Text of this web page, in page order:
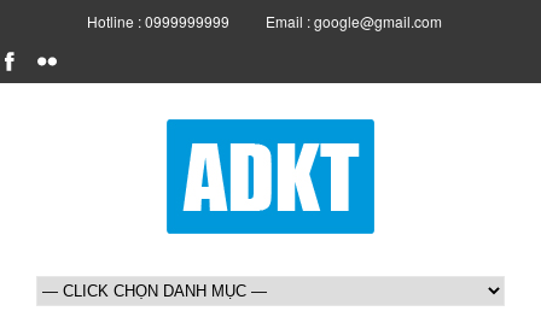
Hotline : 0999999999 Email : google@gmail.com